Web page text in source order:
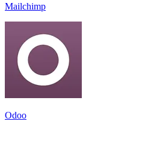
Mailchimp
Odoo